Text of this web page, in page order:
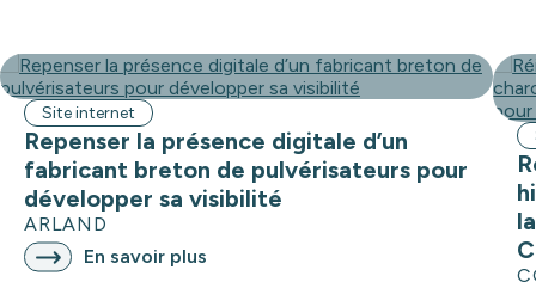
Site internet
Repenser la présence digitale d’un
fabricant breton de pulvérisateurs pour
développer sa visibilité
ARLAND
En savoir plus